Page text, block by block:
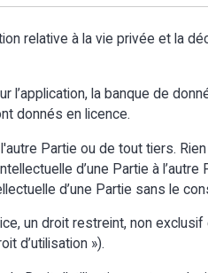
relative à la vie privée et la
la banque de
donnés en licence.
Partie ou de tout tiers.
d’une Partie à l’autre
d’une Partie sans le
un droit restreint, non exclusif
d’utilisation »).